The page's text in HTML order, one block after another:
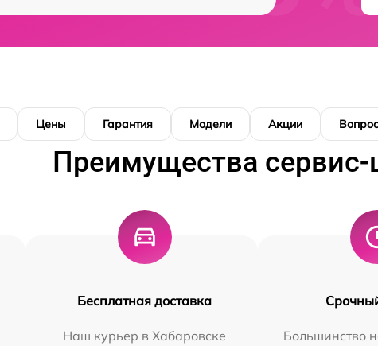
Цены Гарантия Модели Акции
Преимущества сервис-
Бесплатная доставка
Наш курьер в Хабаровске
Большинство